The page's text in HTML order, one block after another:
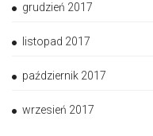
grudzień 2017
listopad 2017
październik 2017
wrzesień 2017